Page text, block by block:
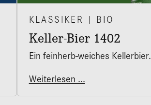
Keller-Bier 1402
KLASSIKER | BIO
Ein feinherb-weiches Kellerbier.
Weiterlesen ...